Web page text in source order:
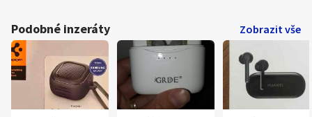
Podobné inzeráty Zobrazit vše